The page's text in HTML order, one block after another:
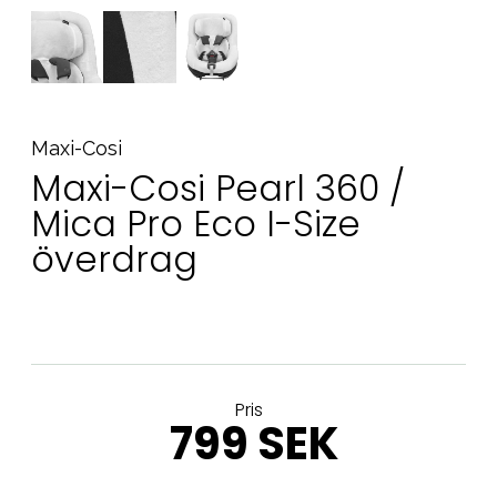
Maxi-Cosi
Maxi-Cosi Pearl 360 /
Mica Pro Eco I-Size
överdrag
Pris
799 SEK
Sol och bad
Kontakta oss